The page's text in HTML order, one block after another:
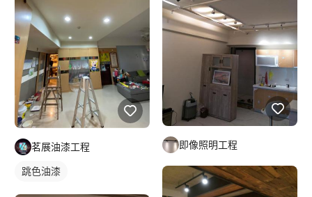
茗展油漆工程
跳色油漆
即像照明工程